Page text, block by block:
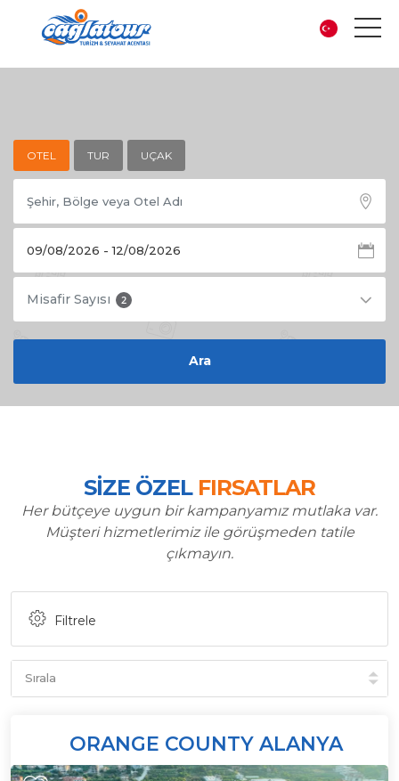
OTEL TUR UÇAK
Misafir Sayısı 2
SİZE ÖZEL FIRSATLAR
Her bütçeye uygun bir kampanyamız mutlaka var.
Müşteri hizmetlerimiz ile görüşmeden tatile
çıkmayın.
Filtrele
ORANGE COUNTY ALANYA